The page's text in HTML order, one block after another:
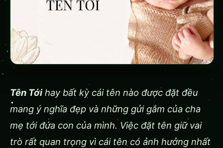
Tên Tớihay bất kỳ cái tên nào được đặt đều
mang ý nghĩa đẹp và những gửi gắm của cha
mẹ tới đứa con của mình. Việc đặt tên giữ vai
trò rất quan trọng vì cái tên có ảnh hưởng nhất